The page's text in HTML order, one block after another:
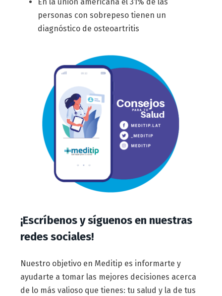
personas con sobrepeso tienen un
diagnóstico de osteoartritis
¡Escríbenos y síguenos en nuestras
redes sociales!
Nuestro objetivo en Meditip es informarte y
ayudarte a tomar las mejores decisiones acerca
de lo más valioso que tienes: tu salud y la de tus